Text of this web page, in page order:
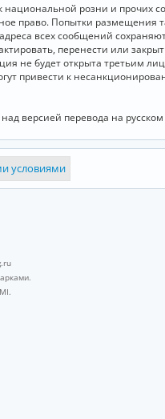
розни и прочих
право. Попытки
всех сообщений
перенести или
не будет открыта третьим
привести к
версией перевода на